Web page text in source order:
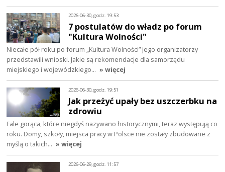
2026-06-30, godz. 19:53
7 postulatów do władz po forum
"Kultura Wolności"
Niecałe pół roku po forum „Kultura Wolności” jego organizatorzy
przedstawili wnioski. Jakie są rekomendacje dla samorządu
miejskiego i wojewódzkiego… » więcej
2026-06-30, godz. 19:51
Jak przeżyć upały bez uszczerbku na
zdrowiu
Fale gorąca, które niegdyś nazywano historycznymi, teraz występują co
roku. Domy, szkoły, miejsca pracy w Polsce nie zostały zbudowane z
myślą o takich… » więcej
2026-06-29, godz. 11:57